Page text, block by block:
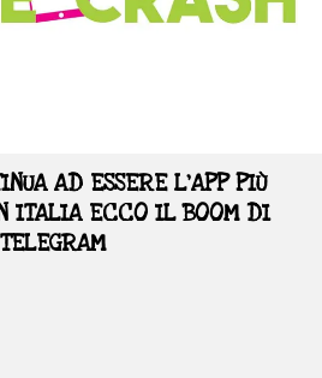
AD ESSERE L’APP PIÙ
ITALIA ECCO IL BOOM DI
TELEGRAM